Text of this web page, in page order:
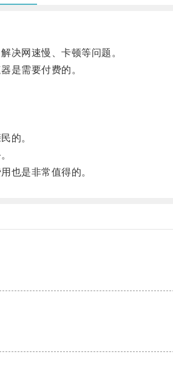
网速慢、卡顿等问题。
是需要付费的。
的。
也是非常值得的。